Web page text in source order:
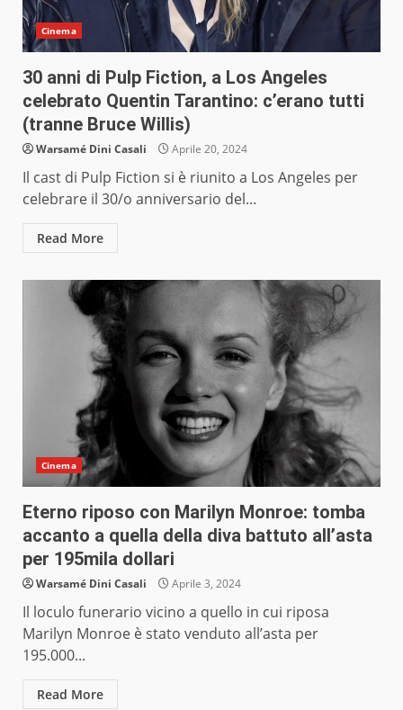
Cinema
30 anni di Pulp Fiction, a Los Angeles
celebrato Quentin Tarantino: c’erano tutti
(tranne Bruce Willis)
Warsamé Dini Casali Aprile 20, 2024
Il cast di Pulp Fiction si è riunito a Los Angeles per
celebrare il 30/o anniversario del...
Read More
Cinema
Eterno riposo con Marilyn Monroe: tomba
accanto a quella della diva battuto all’asta
per 195mila dollari
Warsamé Dini Casali Aprile 3, 2024
Il loculo funerario vicino a quello in cui riposa
Marilyn Monroe è stato venduto all’asta per
195.000...
Read More